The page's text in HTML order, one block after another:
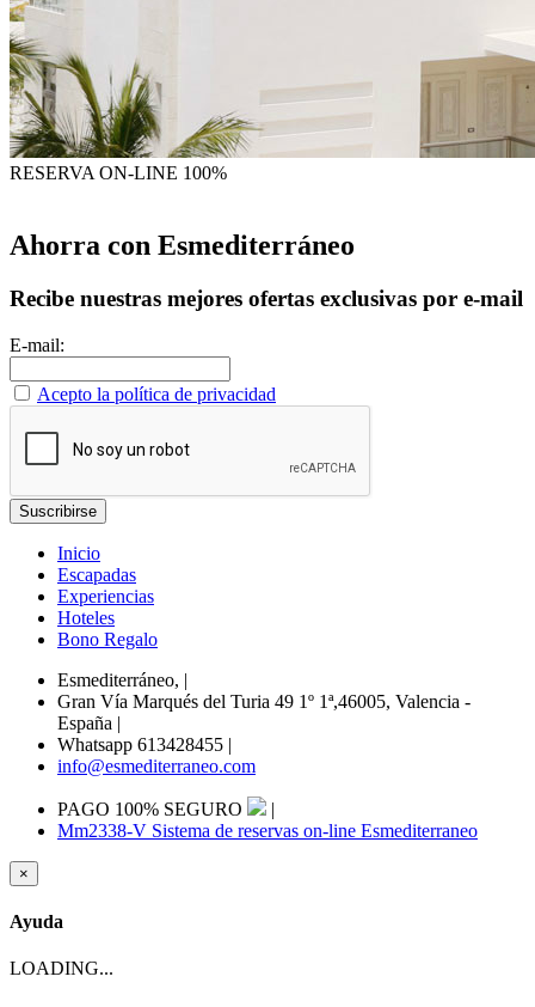
RESERVA ON-LINE 100%
Ahorra con Esmediterráneo
Recibe nuestras mejores ofertas exclusivas por e-mail
E-mail:
Acepto la política de privacidad
Inicio
Escapadas
Experiencias
Hoteles
Bono Regalo
Esmediterráneo, |
Gran Vía Marqués del Turia 49 1º 1ª,46005, Valencia -
España |
Whatsapp 613428455 |
info@esmediterraneo.com
PAGO 100% SEGURO
|
Mm2338-V Sistema de reservas on-line Esmediterraneo
×
Ayuda
LOADING...